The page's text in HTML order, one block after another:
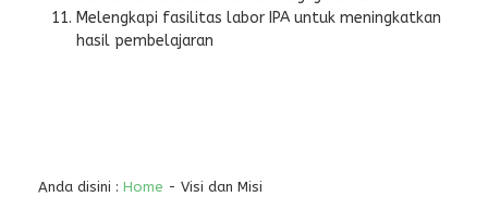
Melengkapi fasilitas labor IPA untuk meningkatkan
hasil pembelajaran
Anda disini : Home - Visi dan Misi